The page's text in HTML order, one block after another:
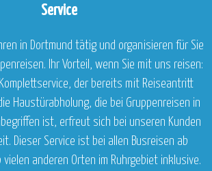
Service
in Dortmund tätig und organisieren für Sie
Ihr Vorteil, wenn Sie mit uns reisen:
der bereits mit Reiseantritt
Haustürabholung, die bei Gruppenreisen in
ist, erfreut sich bei unseren Kunden
Dieser Service ist bei allen Busreisen ab
vielen anderen Orten im Ruhrgebiet inklusive.